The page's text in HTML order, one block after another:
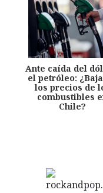
Ante caída del
el petróleo:
los precios de
combustibles
Chile?